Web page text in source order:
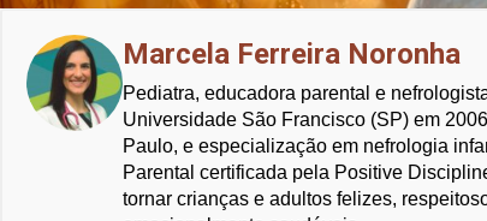
Marcela Ferreira Noronha
Pediatra, educadora parental e
Universidade São Francisco (SP) em
Paulo, e especialização em nefrologia
Parental certificada pela Positive
tornar crianças e adultos felizes,